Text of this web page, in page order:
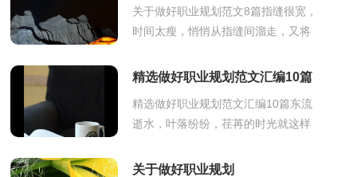
关于做好职业规划范文8篇指缝很宽，
时间太瘦，悄悄从指缝间溜走，又将
时候，你会有怎样的职业规划呢？那
精选做好职业规划范文汇编10篇
精选做好职业规划范文汇编10篇东流
逝水，叶落纷纷，荏苒的时光就这样
职业生涯发展顺利呢？趁现在为自己
关于做好职业规划